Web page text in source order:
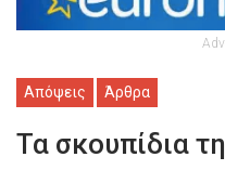
Απόψεις Άρθρα
Τα σκουπίδια